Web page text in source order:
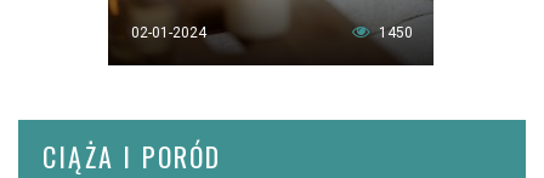
02-01-2024 1450
CIĄŻA I PORÓD